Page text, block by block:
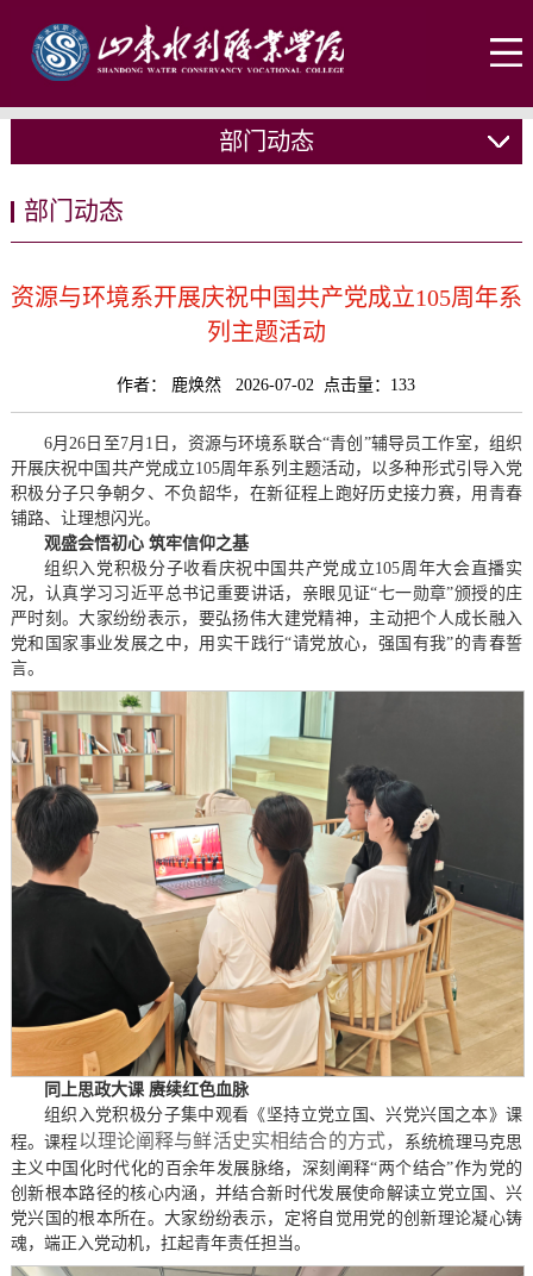
部门动态
部门动态
资源与环境系开展庆祝中国共产党成立105周年系
列主题活动
作者： 鹿焕然 2026-07-02 点击量： 133
6月26日至7月1日，资源与环境系联合“青创”辅导员工作室，组织
开展庆祝中国共产党成立105周年系列主题活动，以多种形式引导入党
积极分子只争朝夕、不负韶华，在新征程上跑好历史接力赛，用青春
铺路、让理想闪光。
观盛会悟初心 筑牢信仰之基
组织入党积极分子收看庆祝中国共产党成立105周年大会直播实
况，认真学习习近平总书记重要讲话，亲眼见证“七一勋章”颁授的庄
严时刻。大家纷纷表示，要弘扬伟大建党精神，主动把个人成长融入
党和国家事业发展之中，用实干践行“请党放心，强国有我”的青春誓
言。
同上思政大课 赓续红色血脉
组织入党积极分子集中观看《坚持立党立国、兴党兴国之本》课
程。课程以理论阐释与鲜活史实相结合的方式，
系统梳理马克思
主义中国化时代化的百余年发展脉络，深刻阐释“两个结合”作为党的
创新根本路径的核心内涵，并结合新时代发展使命解读立党立国、兴
党兴国的根本所在。大家纷纷表示，定将自觉用党的创新理论凝心铸
魂，端正入党动机，扛起青年责任担当。